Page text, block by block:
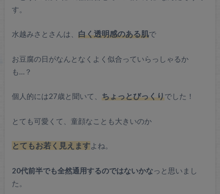
す。
水越みさとさんは、 白く透明感のある肌で
お豆腐の日がなんとなくよく似合っていらっしゃるか
も…？
個人的には27歳と聞いて、 ちょっとびっくりでした！
とても可愛くて、童顔なことも大きいのか
とてもお若く見えますよね。
20代前半でも全然通用するのではないかなっと思いまし
た。